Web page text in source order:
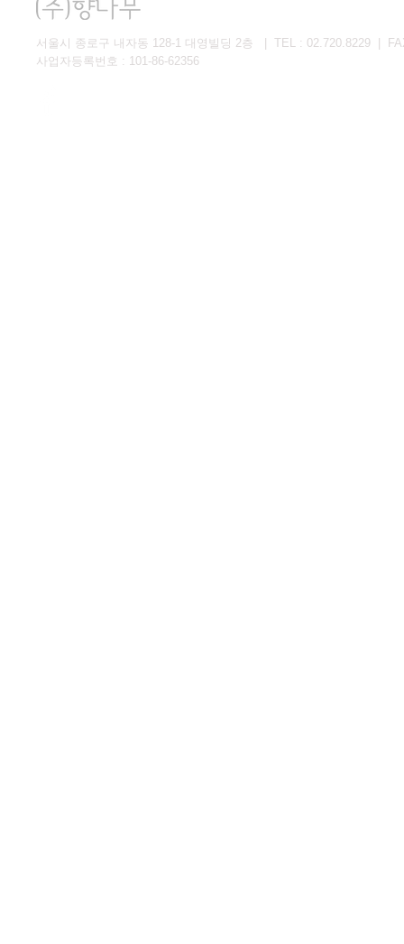
서울시 종로구 내자동 128-1 대영빌딩 2층 | TEL : 02.720.8229 |
사업자등록번호 : 101-86-62356